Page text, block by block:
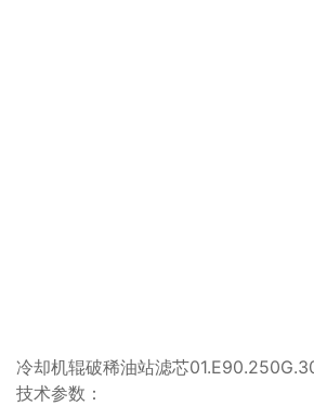
冷却机辊破稀油站滤芯
技术参数：